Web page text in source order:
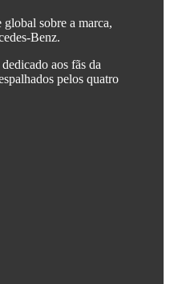
sobre a marca,
Benz.
aos fãs da
pelos quatro